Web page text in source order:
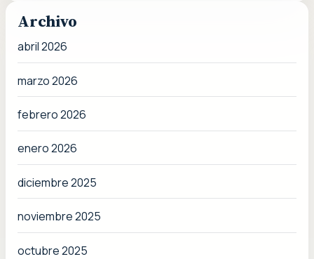
Archivo
abril 2026
marzo 2026
febrero 2026
enero 2026
diciembre 2025
noviembre 2025
octubre 2025